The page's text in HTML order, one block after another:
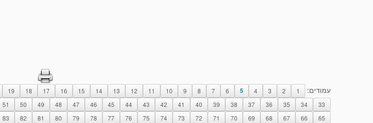
עמודים: 1
2
3
4
5
6
7
8
9
10
11
12
13
14
15
16
17
18
19
33
34
35
36
37
38
39
40
41
42
43
44
45
46
47
48
49
50
51
65
66
67
68
69
70
71
72
73
74
75
76
77
78
79
80
81
82
83